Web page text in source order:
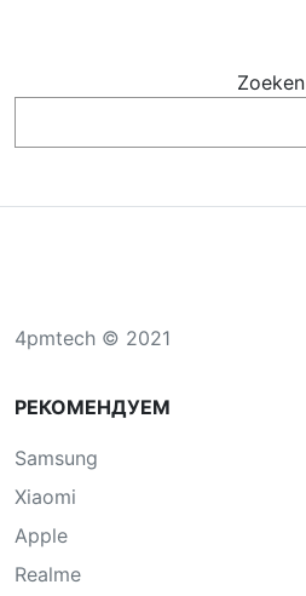
Zoeken
4pmtech © 2021
РЕКОМЕНДУЕМ
Samsung
Xiaomi
Apple
Realme